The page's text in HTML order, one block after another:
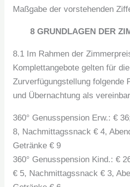
Maßgabe der vorstehenden
8 GRUNDLAGEN DER
8.1 Im Rahmen der
Komplettangebote gelten für
Zurverfügungstellung folgende
und Übernachtung als
360° Genusspension Erw.: €
8, Nachmittagssnack € 4,
Getränke € 9
360° Genusspension Kind.: €
€ 5, Nachmittagssnack € 3,